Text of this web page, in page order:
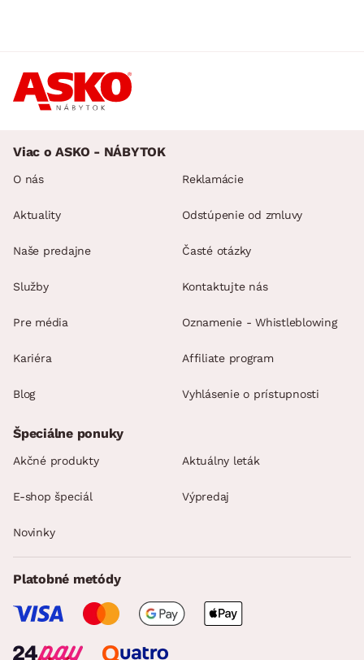
Viac o ASKO - NÁBYTOK
O nás
Aktuality
Naše predajne
Služby
Pre média
Kariéra
Blog
Reklamácie
Odstúpenie od zmluvy
Časté otázky
Kontaktujte nás
Oznamenie - Whistleblowing
Affiliate program
Vyhlásenie o prístupnosti
Špeciálne ponuky
Akčné produkty Aktuálny leták
E-shop špeciál Výpredaj
Novinky
Platobné metódy